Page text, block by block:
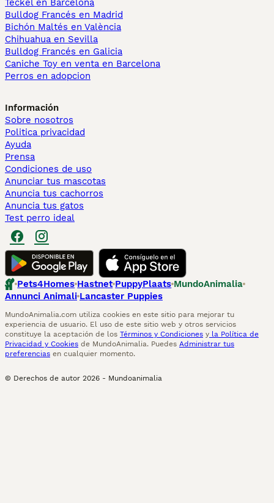
Teckel en Barcelona
Bulldog Francés en Madrid
Bichón Maltés en València
Chihuahua en Sevilla
Bulldog Francés en Galicia
Caniche Toy en venta en Barcelona
Perros en adopcion
Información
Sobre nosotros
Politica privacidad
Ayuda
Prensa
Condiciones de uso
Anunciar tus mascotas
Anuncia tus cachorros
Anuncia tus gatos
Test perro ideal
Pets4Homes Hastnet PuppyPlaats MundoAnimalia
Annunci Animali Lancaster Puppies
MundoAnimalia.com utiliza cookies en este sitio para mejorar tu
experiencia de usuario. El uso de este sitio web y otros servicios
constituye la aceptación de los Términos y Condiciones y la Política de
Privacidad y Cookies de MundoAnimalia. Puedes Administrar tus
preferencias en cualquier momento.
© Derechos de autor 2026 - Mundoanimalia